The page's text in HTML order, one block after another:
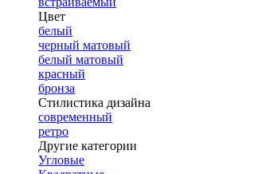
Цвет
белый
черный матовый
белый матовый
красный
бронза
Стилистика дизайна
современный
ретро
Другие категории
Угловые